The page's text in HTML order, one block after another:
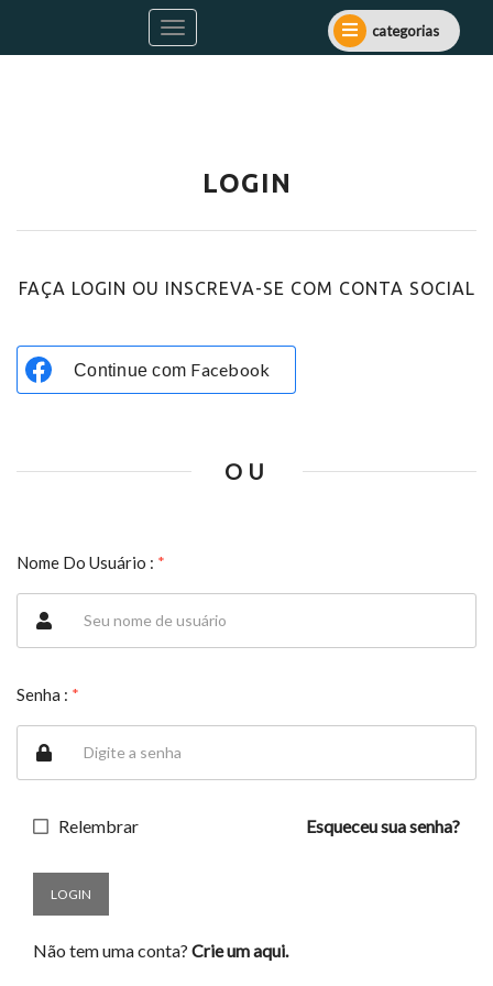
categorias
LOGIN
FAÇA LOGIN OU INSCREVA-SE COM CONTA SOCIAL
Continue com Facebook
OU
Nome Do Usuário : *
Senha : *
Relembrar Esqueceu sua senha?
LOGIN
Não tem uma conta? Crie um aqui.